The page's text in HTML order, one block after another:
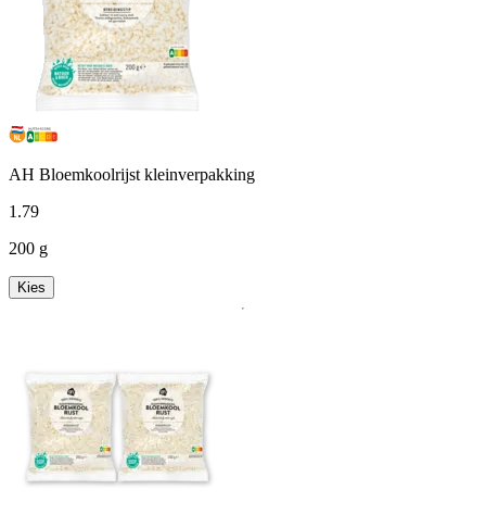
AH Bloemkoolrijst kleinverpakking
1 .79
200 g
Kies